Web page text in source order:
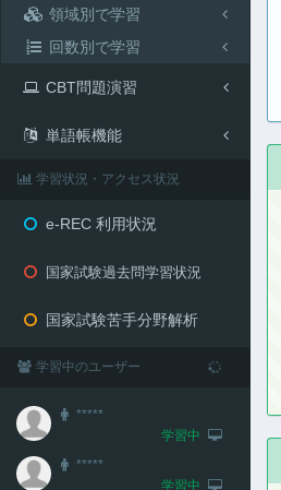
領域別で学習
回数別で学習
CBT問題演習
単語帳機能
学習状況・アクセス状況
e-REC 利用状況
国家試験過去問学習状況
国家試験苦手分野解析
学習中のユーザー
*****
学習中
*****
学習中